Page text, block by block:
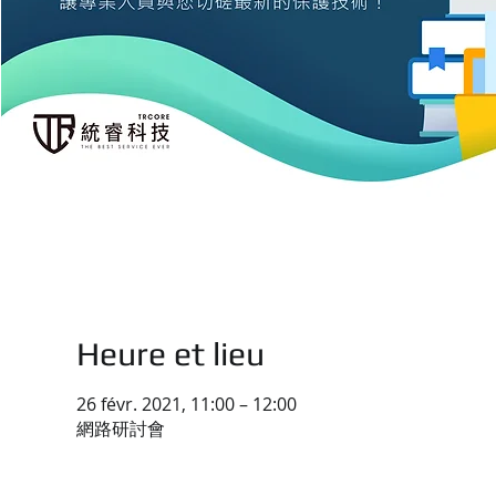
Heure et lieu
26 févr. 2021, 11:00 – 12:00
網路研討會